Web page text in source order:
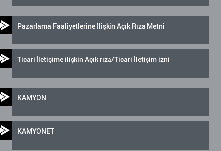
Pazarlama Faaliyetlerine İlişkin Açık Rıza Metni
Ticari İletişime ilişkin Açık rıza/Ticari İletişim izni
KAMYON
KAMYONET